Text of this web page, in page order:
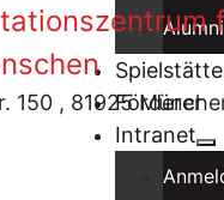
Alumni
Förderer
Intranet
150 , 81925